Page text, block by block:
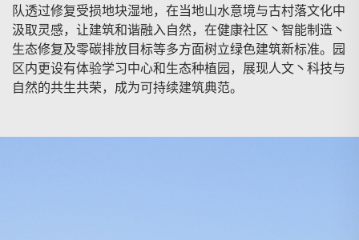
队透过修复受损地块湿地，在当地山水意境与古村落文化中
汲取灵感，让建筑和谐融入自然，在健康社区丶智能制造丶
生态修复及零碳排放目标等多方面树立绿色建筑新标准。园
区内更设有体验学习中心和生态种植园，展现人文丶科技与
自然的共生共荣，成为可持续建筑典范。